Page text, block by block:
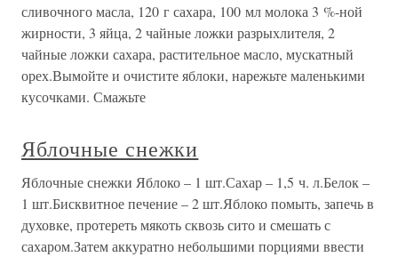
сливочного масла, 120 г сахара, 100 мл молока 3 %-ной
жирности, 3 яйца, 2 чайные ложки разрыхлителя, 2
чайные ложки сахара, растительное масло, мускатный
орех.Вымойте и очистите яблоки, нарежьте маленькими
кусочками. Смажьте
Яблочные снежки
Яблочные снежки Яблоко – 1 шт.Сахар – 1,5 ч. л.Белок –
1 шт.Бисквитное печение – 2 шт.Яблоко помыть, запечь в
духовке, протереть мякоть сквозь сито и смешать с
сахаром.Затем аккуратно небольшими порциями ввести